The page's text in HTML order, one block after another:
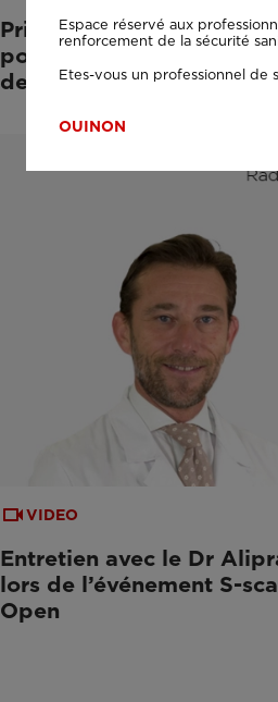
Prise en charge des
porteurs d’implants
des scanners à faible
VIDEO
Entretien avec le Dr
lors de l’événement S-
Open
Espace réservé aux
renforcement de la sécurité
Etes-vous un professionnel de
OUINON